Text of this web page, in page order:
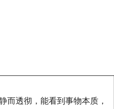
而透彻，能看到事物本质，